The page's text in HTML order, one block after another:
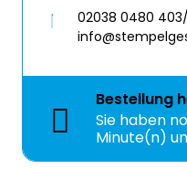
02038 0480 403/
Bestellung
Sie haben
Minute(n)